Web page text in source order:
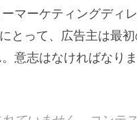
ーマーケティングデ
とって、広告主は最
意志はなければなり